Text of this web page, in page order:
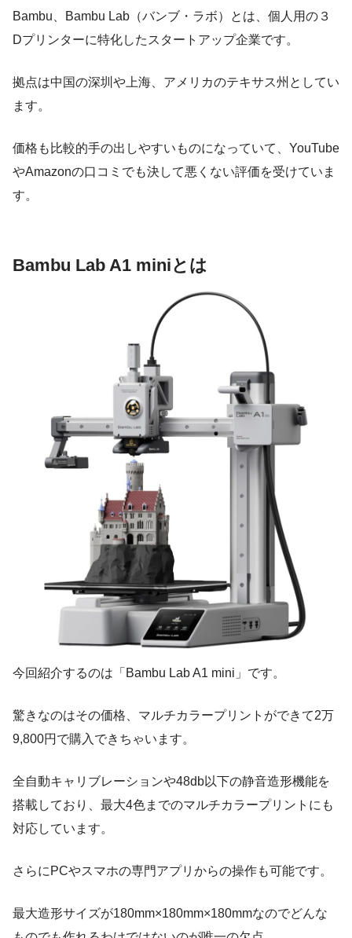
Bambu、Bambu Lab（バンブ・ラボ）とは、個人用の３
Dプリンターに特化したスタートアップ企業です。
拠点は中国の深圳や上海、アメリカのテキサス州としてい
ます。
価格も比較的手の出しやすいものになっていて、YouTube
やAmazonの口コミでも決して悪くない評価を受けていま
す。
Bambu Lab A1 miniとは
今回紹介するのは「Bambu Lab A1 mini」です。
驚きなのはその価格、マルチカラープリントができて2万
9,800円で購入できちゃいます。
全自動キャリブレーションや48db以下の静音造形機能を
搭載しており、最大4色までのマルチカラープリントにも
対応しています。
さらにPCやスマホの専門アプリからの操作も可能です。
最大造形サイズが180mm×180mm×180mmなのでどんな